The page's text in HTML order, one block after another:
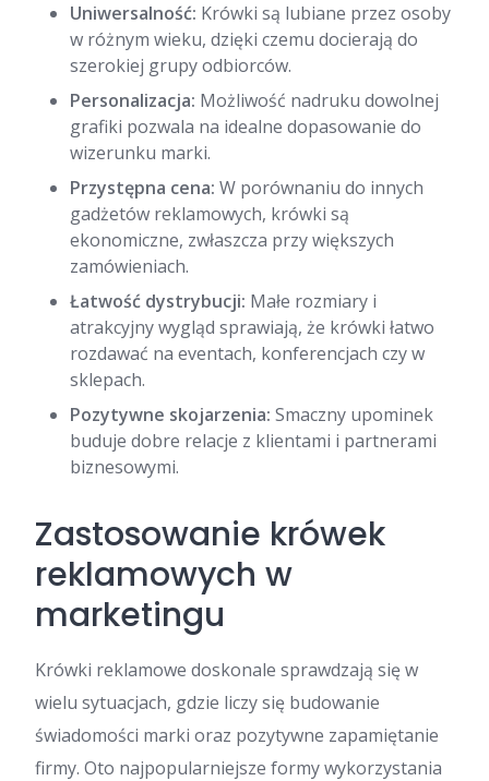
Uniwersalność: Krówki są lubiane przez osoby
w różnym wieku, dzięki czemu docierają do
szerokiej grupy odbiorców.
Personalizacja: Możliwość nadruku dowolnej
grafiki pozwala na idealne dopasowanie do
wizerunku marki.
Przystępna cena: W porównaniu do innych
gadżetów reklamowych, krówki są
ekonomiczne, zwłaszcza przy większych
zamówieniach.
Łatwość dystrybucji: Małe rozmiary i
atrakcyjny wygląd sprawiają, że krówki łatwo
rozdawać na eventach, konferencjach czy w
sklepach.
Pozytywne skojarzenia: Smaczny upominek
buduje dobre relacje z klientami i partnerami
biznesowymi.
Zastosowanie krówek
reklamowych w
marketingu
Krówki reklamowe doskonale sprawdzają się w
wielu sytuacjach, gdzie liczy się budowanie
świadomości marki oraz pozytywne zapamiętanie
firmy. Oto najpopularniejsze formy wykorzystania